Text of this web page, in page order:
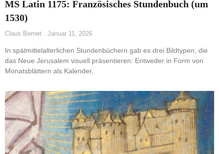
MS Latin 1175: Französisches Stundenbuch (um
1530)
Claus Bernet Januar 11, 2026
In spätmittelalterlichen Stundenbüchern gab es drei Bildtypen, die
das Neue Jerusalem visuell präsentieren: Entweder in Form von
Monatsblättern als Kalender,